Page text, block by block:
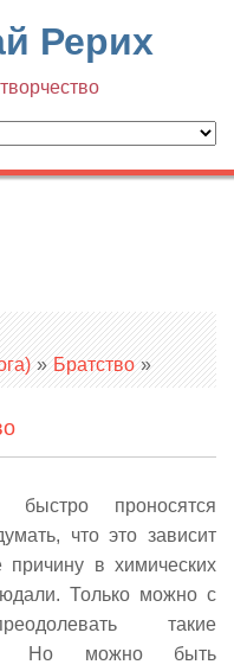
Рерих
» Братство »
быстро проносятся
что это зависит
в химических
Только можно с
такие
Но можно быть